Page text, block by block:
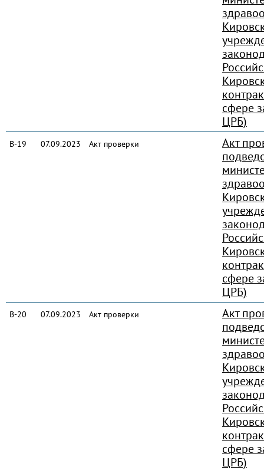
сфере
ЦРБ)
В-19 07.09.2023 Акт проверки
Акт
сфере
ЦРБ)
В-20 07.09.2023 Акт проверки
Акт
сфере
ЦРБ)